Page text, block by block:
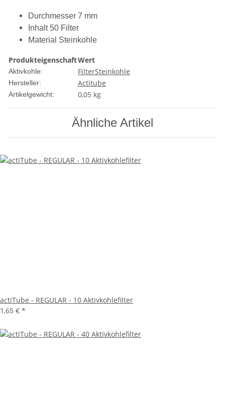
Durchmesser 7 mm
Inhalt 50 Filter
Material Steinkohle
ProdukteigenschaftWert
Aktivkohle: FilterSteinkohle
Hersteller: Actitube
Artikelgewicht: 0,05 kg
Ähnliche Artikel
actiTube - REGULAR - 10 Aktivkohlefilter
1,65 € *